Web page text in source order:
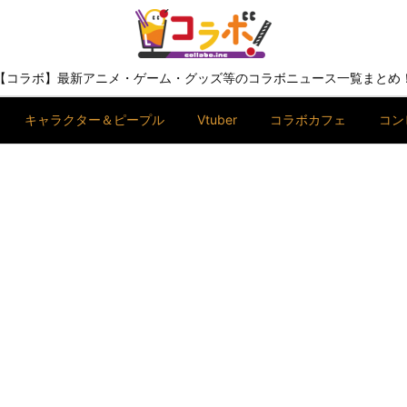
【コラボ】最新アニメ・ゲーム・グッズ等のコラボニュース一覧まとめ！
キャラクター＆ピープル Vtuber コラボカフェ コ